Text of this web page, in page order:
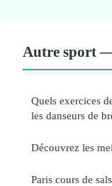
Autre sport
Quels exercices
les danseurs de
Découvrez les
Paris cours de